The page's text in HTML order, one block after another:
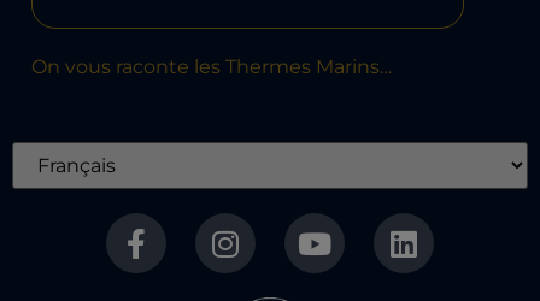
On vous raconte les Thermes Marins…